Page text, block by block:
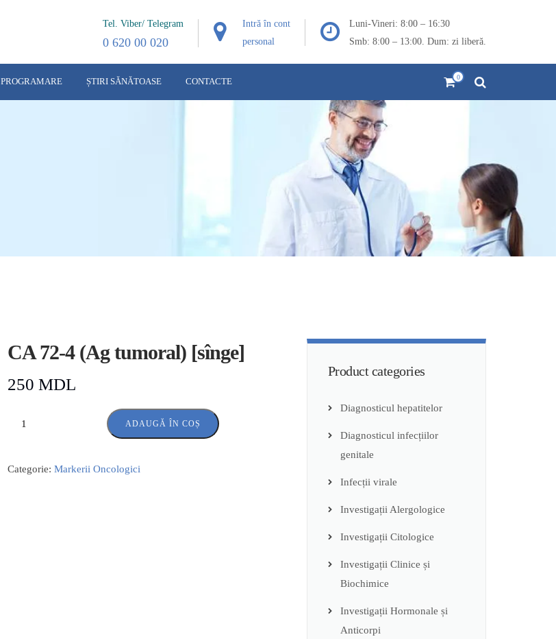
Tel. Viber/ Telegram
0 620 00 020
Intră în cont
personal
Luni-Vineri: 8:00 – 16:30
Smb: 8:00 – 13:00. Dum: zi liberă.
PROGRAMARE ȘTIRI SĂNĂTOASE CONTACTE 0
CA 72-4 (Ag tumoral) [sînge]
250 MDL
ADAUGĂ ÎN COȘ
Categorie: Markerii Oncologici
Product categories
Diagnosticul hepatitelor
Diagnosticul infecțiilor
genitale
Infecții virale
Investigații Alergologice
Investigații Citologice
Investigații Clinice și
Biochimice
Investigații Hormonale și
Anticorpi